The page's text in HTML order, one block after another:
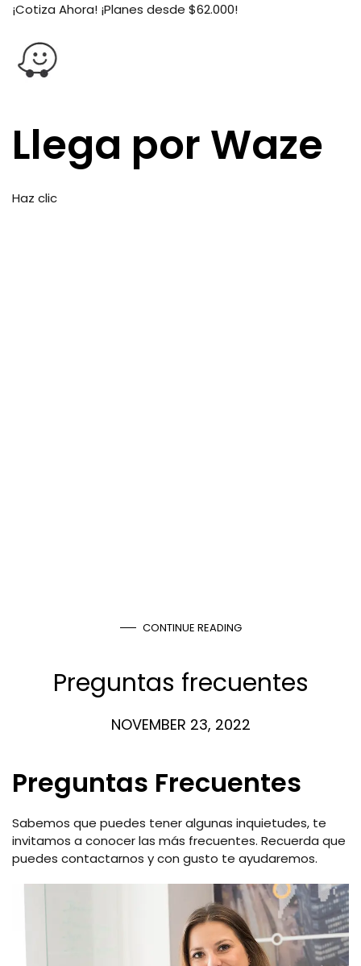
¡Cotiza Ahora! ¡Planes desde $62.000!
Llega por Waze
Haz clic
CONTINUE READING
Preguntas frecuentes
NOVEMBER 23, 2022
Preguntas Frecuentes
Sabemos que puedes tener algunas inquietudes, te
invitamos a conocer las más frecuentes. Recuerda que
puedes contactarnos y con gusto te ayudaremos.